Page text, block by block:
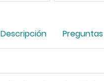
Descripción Preguntas